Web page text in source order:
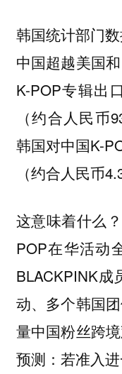
韩国统计部门
中国超越美国
K-POP专辑出
（约合人民币
韩国对中国K-
（约合人民币
这意味着什么
POP在华活动
BLACKPINK
动、多个韩国
量中国粉丝跨
预测：若准入